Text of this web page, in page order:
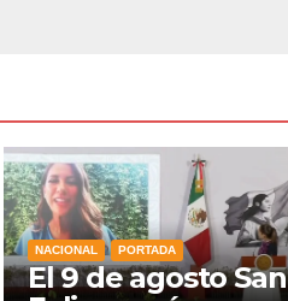
NACIONAL PORTADA
El 9 de agosto San